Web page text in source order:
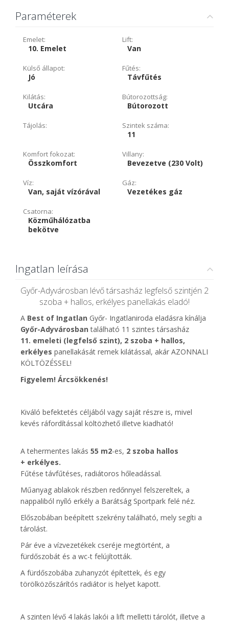
Paraméterek
Emelet:
10. Emelet
Lift:
Van
Külső állapot:
Jó
Fűtés:
Távfűtés
Kilátás:
Utcára
Bútorozottság:
Bútorozott
Tájolás: Szintek száma:
11
Komfort fokozat:
Összkomfort
Villany:
Bevezetve (230 Volt)
Víz:
Van, saját vízórával
Gáz:
Vezetékes gáz
Csatorna:
Közműhálózatba
bekötve
Ingatlan leírása
Győr-Adyvárosban lévő társasház legfelső szintjén 2
szoba + hallos, erkélyes panellakás eladó!
A Best of Ingatlan Győr- Ingatlaniroda eladásra kínálja
Győr-Adyvárosban található 11 szintes társasház
11. emeleti (legfelső szint), 2 szoba + hallos,
erkélyes panellakását remek kilátással, akár AZONNALI
KÖLTÖZÉSSEL!
Figyelem! Árcsökkenés!
Kiváló befektetés céljából vagy saját részre is, mivel
kevés ráfordítással költözhető illetve kiadható!
A tehermentes lakás 55 m2-es, 2 szoba hallos
+ erkélyes.
Fűtése távfűtéses, radiátoros hőleadással.
Műanyag ablakok részben redőnnyel felszereltek, a
nappaliból nyíló erkély a Barátság Sportpark felé néz.
Előszobában beépített szekrény található, mely segíti a
tárolást.
Pár éve a vízvezetékek cseréje megtörtént, a
fürdőszobát és a wc-t felújították.
A fürdőszobába zuhanyzót építettek, és egy
törölközőszárítós radiátor is helyet kapott.
A szinten lévő 4 lakás lakói a lift melletti tárolót, illetve a